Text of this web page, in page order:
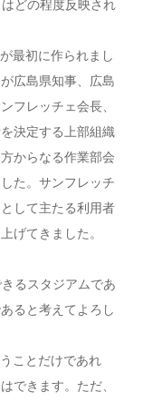
どの程度反映され
最初に作られまし
広島県知事、広島
フレッチェ会長、
決定する上部組織
からなる作業部会
た。サンフレッチ
して主たる利用者
げてきました。
るスタジアムであ
ると考えてよろし
ことだけであれ
できます。ただ、